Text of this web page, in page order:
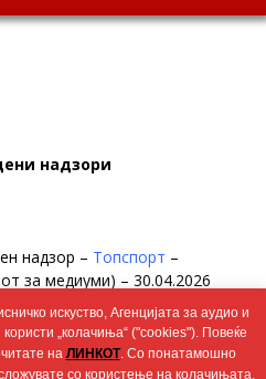
надзори
надзор – Топспорт –
за медиуми) – 30.04.2026
надзорТопспорт– (член
– 19.02.2026
искуство, Агенцијата за аудио и
„колачиња“ ("cookies"). Повеќе
на ЛИНКОТ. Со понатамошно
со користење на колачињата.